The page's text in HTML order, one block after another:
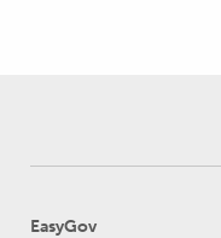
EasyGov